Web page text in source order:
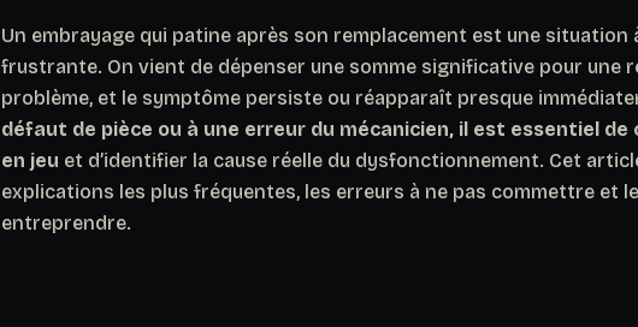
Un embrayage qui patine après son remplacement est une
frustrante. On vient de dépenser une somme significative pour une
problème, et le symptôme persiste ou réapparaît presque
défaut de pièce ou à une erreur du mécanicien, il est essentiel
en jeu et d’identifier la cause réelle du dysfonctionnement. Cet
explications les plus fréquentes, les erreurs à ne pas commettre et
entreprendre.